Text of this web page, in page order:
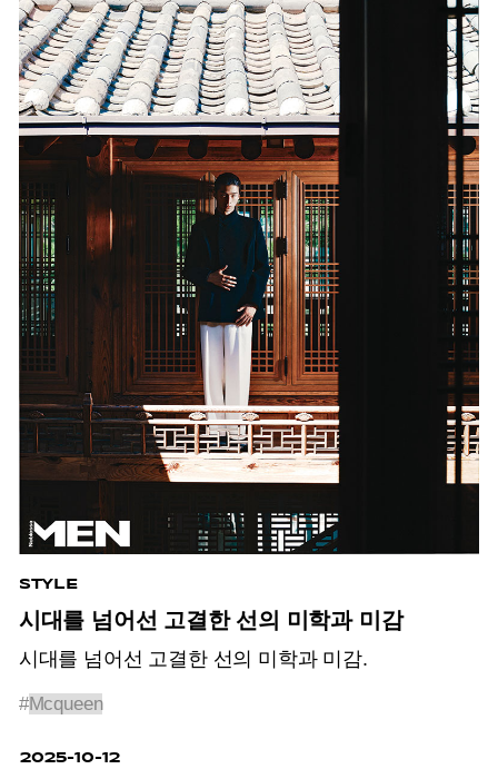
STYLE
시대를 넘어선 고결한 선의 미학과 미감
시대를 넘어선 고결한 선의 미학과 미감.
#Mcqueen
2025-10-12